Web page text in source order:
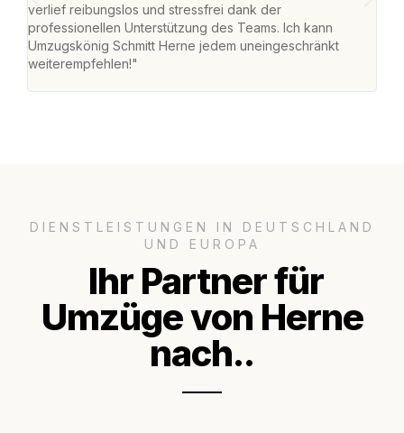
verlief reibungslos und stressfrei dank der
professionellen Unterstützung des Teams. Ich kann
Umzugskönig Schmitt Herne jedem uneingeschränkt
weiterempfehlen!"
DIENSTLEISTUNGEN IN DEUTSCHLAND
UND EUROPA
Ihr Partner für
Umzüge von Herne
nach..